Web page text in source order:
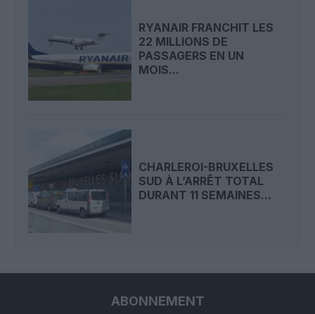
RYANAIR FRANCHIT LES
22 MILLIONS DE
PASSAGERS EN UN
MOIS...
CHARLEROI-BRUXELLES
SUD À L’ARRÊT TOTAL
DURANT 11 SEMAINES...
ABONNEMENT